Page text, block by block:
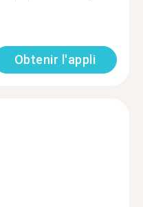
Obtenir l'appli